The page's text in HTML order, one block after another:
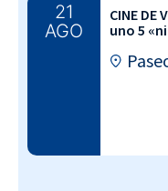
21
AGO
CINE DE
uno 5